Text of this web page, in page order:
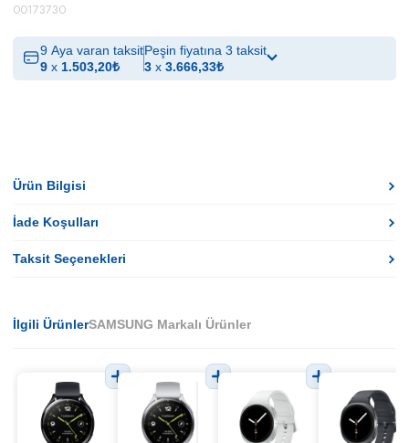
00173730
9 Aya varan taksit
9 x 1.503,20₺
Peşin fiyatına 3 taksit
3 x 3.666,33₺
Ürün Bilgisi
İade Koşulları
Taksit Seçenekleri
İlgili ÜrünlerSAMSUNG Markalı Ürünler